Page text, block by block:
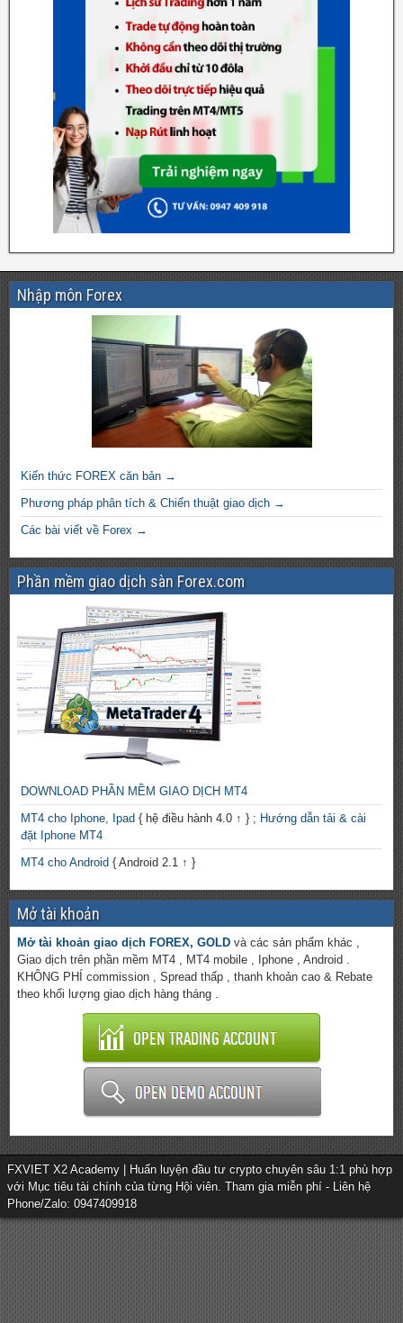
Nhập môn Forex
Kiến thức FOREX căn bản →
Phương pháp phân tích & Chiến thuật giao dịch →
Các bài viết về Forex →
Phần mềm giao dịch sàn Forex.com
DOWNLOAD PHẦN MỀM GIAO DỊCH MT4
MT4 cho Iphone, Ipad { hệ điều hành 4.0 ↑ } ; Hướng dẫn tải & cài
đặt Iphone MT4
MT4 cho Android { Android 2.1 ↑ }
Mở tài khoản
Mở tài khoản giao dịch FOREX, GOLD và các sản phẩm khác ,
Giao dịch trên phần mềm MT4 , MT4 mobile , Iphone , Android .
KHÔNG PHÍ commission , Spread thấp , thanh khoản cao & Rebate
theo khối lượng giao dịch hàng tháng .
FXVIET X2 Academy | Huấn luyện đầu tư crypto chuyên sâu 1:1 phù hợp
với Mục tiêu tài chính của từng Hội viên. Tham gia miễn phí - Liên hệ
Phone/Zalo: 0947409918